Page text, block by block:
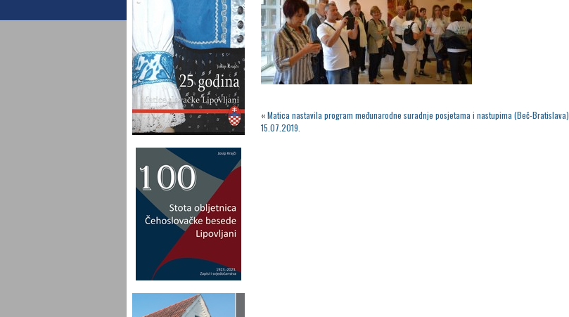
«Matica nastavila program međunarodne suradnje posjetama i nastupima (Beč-Bratislava)
15.07.2019.